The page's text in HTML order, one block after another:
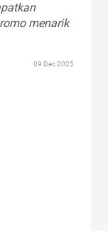
menarik
09 Dec 2025